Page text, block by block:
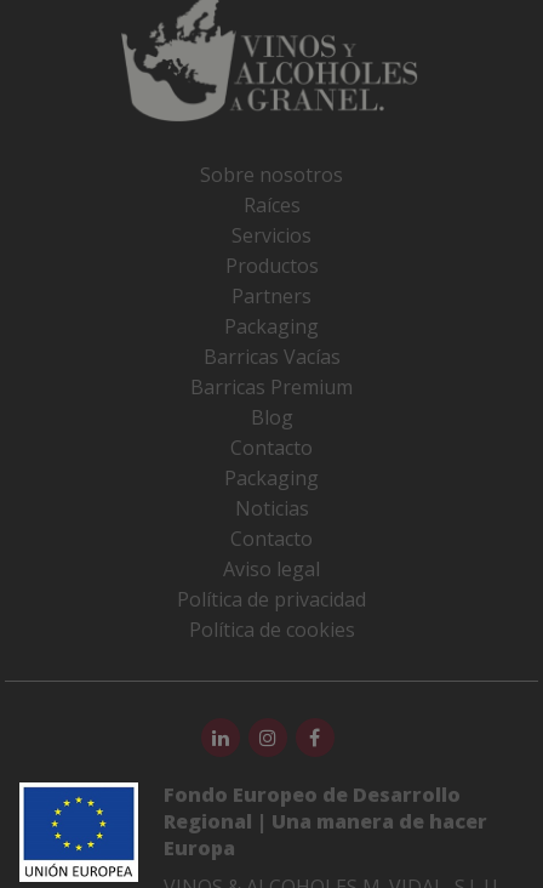
Sobre nosotros
Raíces
Servicios
Productos
Partners
Packaging
Barricas Vacías
Barricas Premium
Blog
Contacto
Packaging
Noticias
Contacto
Aviso legal
Política de privacidad
Política de cookies
Fondo Europeo de Desarrollo
Regional | Una manera de hacer
Europa